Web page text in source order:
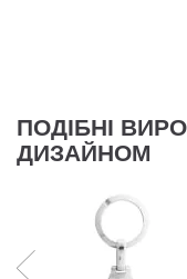
ПОДІБНІ
ДИЗАЙНОМ